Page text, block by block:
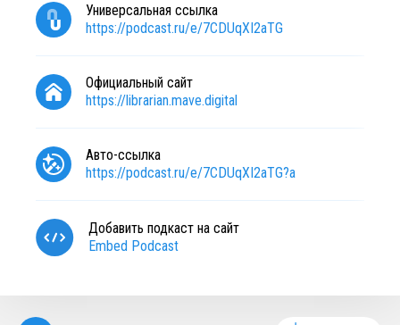
Универсальная ссылка
https://podcast.ru/e/7CDUqXI2aTG
Официальный сайт
https://librarian.mave.digital
Авто-ссылка
https://podcast.ru/e/7CDUqXI2aTG?a
Добавить подкаст на сайт
Embed Podcast